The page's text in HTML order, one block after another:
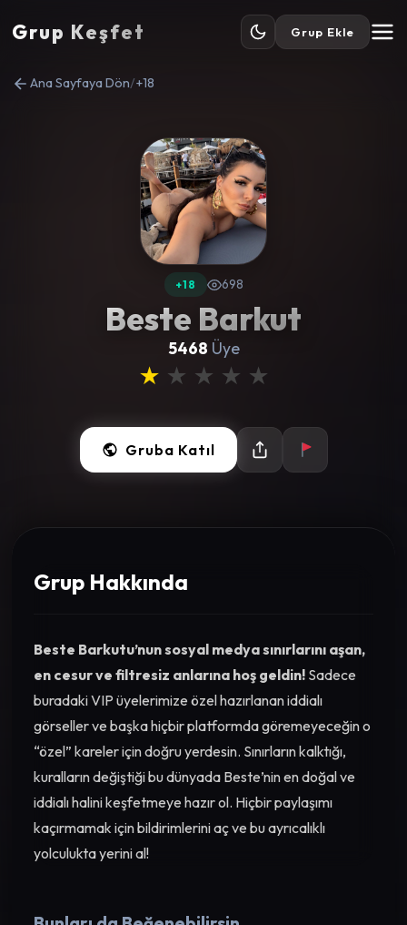
Grup Keşfet Grup Ekle
Ana Sayfaya Dön/+18
+18 698
Beste Barkut
5468 Üye
★ ★ ★ ★ ★
Gruba Katıl
Grup Hakkında
Beste Barkutu’nun sosyal medya sınırlarını aşan,
en cesur ve filtresiz anlarına hoş geldin!Sadece
buradaki VIP üyelerimize özel hazırlanan iddialı
görseller ve başka hiçbir platformda göremeyeceğin o
“özel” kareler için doğru yerdesin. Sınırların kalktığı,
kuralların değiştiği bu dünyada Beste’nin en doğal ve
iddialı halini keşfetmeye hazır ol. Hiçbir paylaşımı
kaçırmamak için bildirimlerini aç ve bu ayrıcalıklı
yolculukta yerini al!